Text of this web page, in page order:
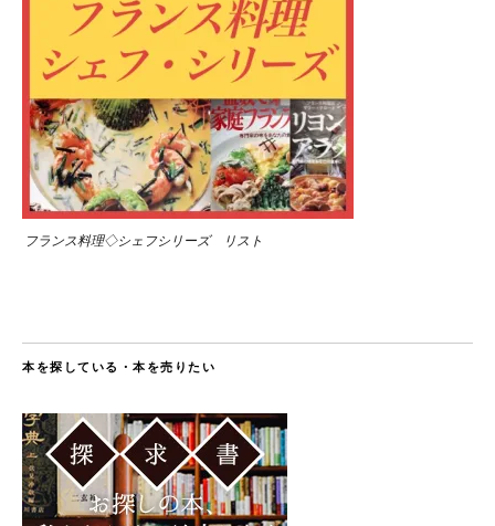
フランス料理◇シェフシリーズ リスト
本を探している・本を売りたい